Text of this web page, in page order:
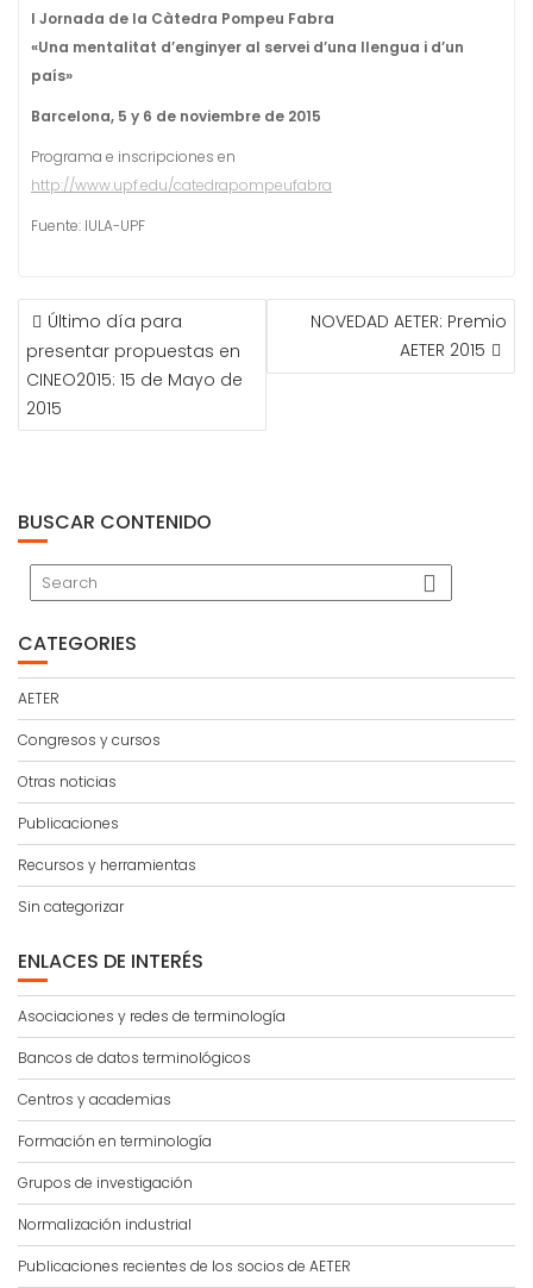
I Jornada de la Càtedra Pompeu Fabra
«Una mentalitat d’enginyer al servei d’una llengua i d’un
país»
Barcelona, 5 y 6 de noviembre de 2015
Programa e inscripciones en
http://www.upf.edu/catedrapompeufabra
Fuente: IULA-UPF
NAVEGACIÓN
DE
ENTRADAS
Último día para
presentar propuestas en
CINEO2015: 15 de Mayo de
2015
NOVEDAD AETER: Premio
AETER 2015
BUSCAR CONTENIDO
CATEGORIES
AETER
Congresos y cursos
Otras noticias
Publicaciones
Recursos y herramientas
Sin categorizar
ENLACES DE INTERÉS
Asociaciones y redes de terminología
Bancos de datos terminológicos
Centros y academias
Formación en terminología
Grupos de investigación
Normalización industrial
Publicaciones recientes de los socios de AETER